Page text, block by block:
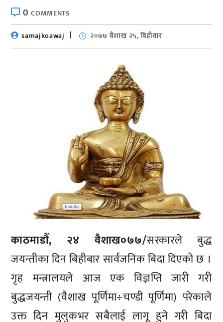
0COMMENTS
samajkoawaj
२०७७ बैशाख २५, बिहीवार
काठमाडौँ, २४ वैशाख०७७/सरकारले बुद्ध
जयन्तीका दिन बिहीबार सार्वजनिक बिदा दिएको छ ।
गृह मन्त्रालयले आज एक विज्ञप्ति जारी गरी
बुद्धजयन्ती (वैशाख पूर्णिमा÷चण्डी पूर्णिमा) परेकाले
उक्त दिन मुलुकभर सबैलाई लागू हुने गरी बिदा